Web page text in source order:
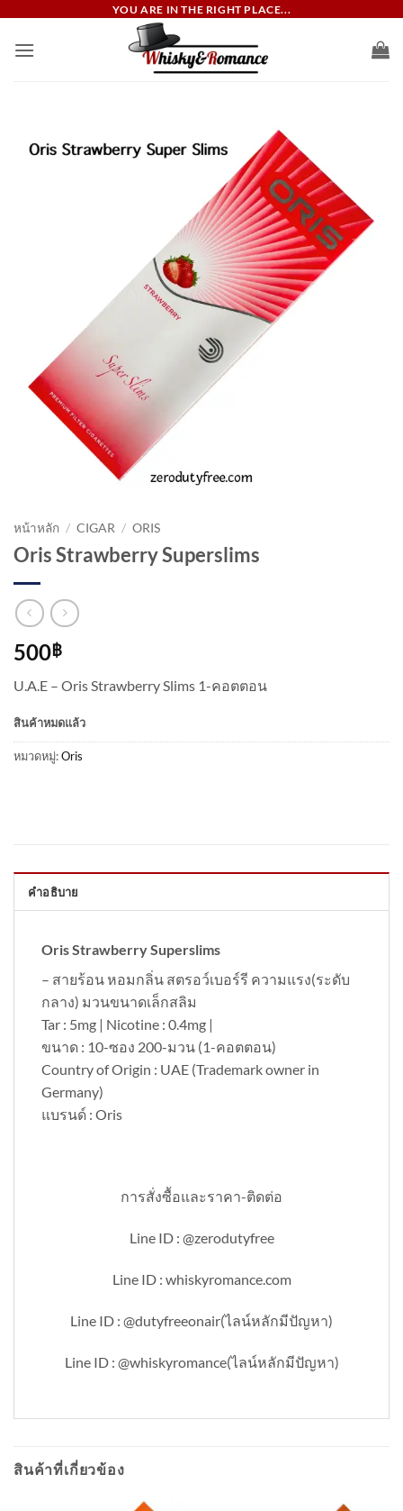
YOU ARE IN THE RIGHT PLACE...
หน้าหลัก / CIGAR / ORIS
Oris Strawberry Superslims
500฿
U.A.E – Oris Strawberry Slims 1-คอตตอน
สินค้าหมดแล้ว
หมวดหมู่:Oris
คำอธิบาย
Oris Strawberry Superslims
– สายร้อน หอมกลิ่น สตรอว์เบอร์รี ความแรง(ระดับ
กลาง) มวนขนาดเล็กสลิม
Tar : 5mg | Nicotine : 0.4mg |
ขนาด : 10-ซอง 200-มวน (1-คอตตอน)
Country of Origin : UAE (Trademark owner in
Germany)
แบรนด์ : Oris
การสั่งซื้อและราคา-ติดต่อ
Line ID : @zerodutyfree
Line ID : whiskyromance.com
Line ID : @dutyfreeonair(ไลน์หลักมีปัญหา)
Line ID : @whiskyromance(ไลน์หลักมีปัญหา)
สินค้าที่เกี่ยวข้อง